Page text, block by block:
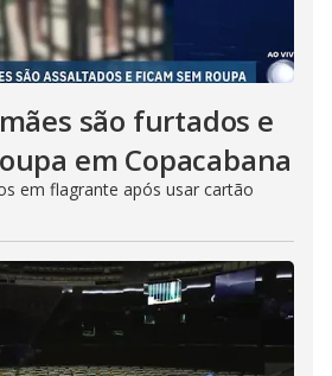
são furtados e
em Copacabana
em flagrante após usar cartão